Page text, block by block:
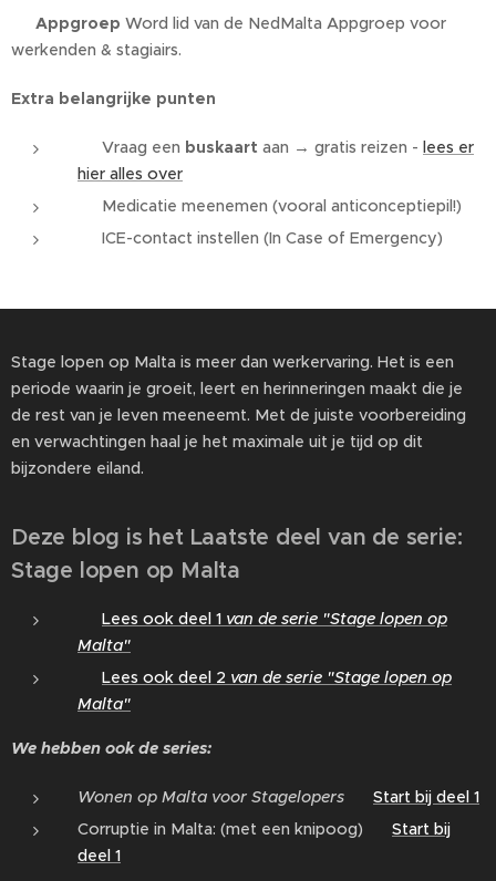
✔️ Appgroep Word lid van de NedMalta Appgroep voor
werkenden & stagiairs.
Extra belangrijke punten
✔️ Vraag een buskaart aan → gratis reizen - lees er
hier alles over
✔️ Medicatie meenemen (vooral anticonceptiepil!)
✔️ ICE-contact instellen (In Case of Emergency)
Stage lopen op Malta is meer dan werkervaring. Het is een
periode waarin je groeit, leert en herinneringen maakt die je
de rest van je leven meeneemt. Met de juiste voorbereiding
en verwachtingen haal je het maximale uit je tijd op dit
bijzondere eiland.
Deze blog is het Laatste deel van de serie:
Stage lopen op Malta
Lees ook deel 1 van de serie "Stage lopen op
Malta"
Lees ook deel 2 van de serie "Stage lopen op
Malta"
We hebben ook de series:
Wonen op Malta voor Stagelopers
Start bij deel 1
Corruptie in Malta: (met een knipoog) 👉 Start bij
deel 1